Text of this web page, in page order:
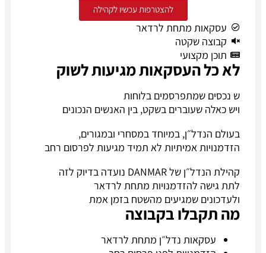
להצטרפות עכשיו לקהילה
עסקאות מתחת לרדאר
קבוצה שקטה
תוכן מקצועי
לא כל העסקאות מגיעות לשוק
ש נכסים שמתפרסמים בלוחות
ויש כאלה שעוברים בשקט, בין האנשים הנכונים
בעולם הנדל״ן, במיוחד במסחרי ובמגורים,
הזדמנויות אמיתיות לא תמיד מגיעות לפרסום רחב
קהילת הנדל״ן של DANMAR נועדה בדיוק לזה
לתת גישה להזדמנויות מתחת לרדאר
ולעדכונים שמגיעים מהשטח בזמן אמת
מה תקבלו בקבוצה
עסקאות נדל״ן מתחת לרדאר